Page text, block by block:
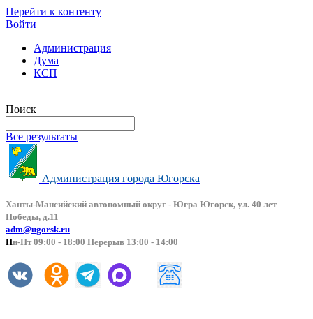
Перейти к контенту
Войти
Администрация
Дума
КСП
Поиск
Все результаты
Администрация города Югорска
Ханты-Мансийский автономный округ - Югра Югорск, ул. 40 лет
Победы, д.11
adm@ugorsk.ru
Пн-Пт 09:00 - 18:00 Перерыв 13:00 - 14:00